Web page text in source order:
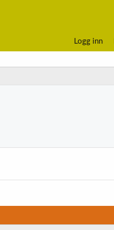
Logg inn